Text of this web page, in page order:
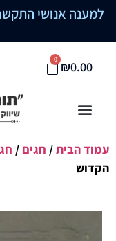
למענה אנושי התקשרו בשעות
₪0.00
0
עמוד הבית/ חגים /
הקדוש